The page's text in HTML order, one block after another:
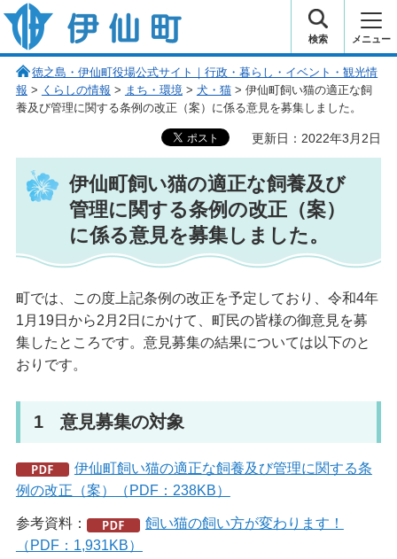
伊仙町 健康・長寿と子宝の町
検索 メニュー
徳之島・伊仙町役場公式サイト｜行政・暮らし・イベント・観光情
報 > くらしの情報 > まち・環境> 犬・猫> 伊仙町飼い猫の適正な飼
養及び管理に関する条例の改正（案）に係る意見を募集しました。
更新日：2022年3月2日
伊仙町飼い猫の適正な飼養及び
管理に関する条例の改正（案）
に係る意見を募集しました。
町では、この度上記条例の改正を予定しており、令和4年
1月19日から2月2日にかけて、町民の皆様の御意見を募
集したところです。意見募集の結果については以下のと
おりです。
1 意見募集の対象
伊仙町飼い猫の適正な飼養及び管理に関する条
例の改正（案）（PDF：238KB）
参考資料：
飼い猫の飼い方が変わります！
（PDF：1,931KB）